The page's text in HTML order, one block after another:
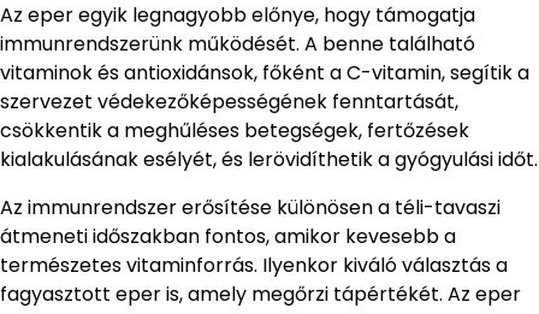
Az eper egyik legnagyobb előnye, hogy támogatja
immunrendszerünk működését. A benne található
vitaminok és antioxidánsok, főként a C-vitamin, segítik a
szervezet védekezőképességének fenntartását,
csökkentik a meghűléses betegségek, fertőzések
kialakulásának esélyét, és lerövidíthetik a gyógyulási időt.
Az immunrendszer erősítése különösen a téli-tavaszi
átmeneti időszakban fontos, amikor kevesebb a
természetes vitaminforrás. Ilyenkor kiváló választás a
fagyasztott eper is, amely megőrzi tápértékét. Az eper